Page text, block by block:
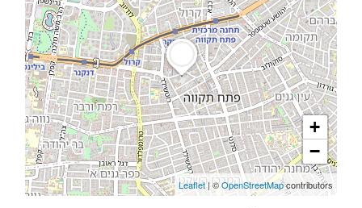
+
−
Leaflet| ©OpenStreetMapcontributors